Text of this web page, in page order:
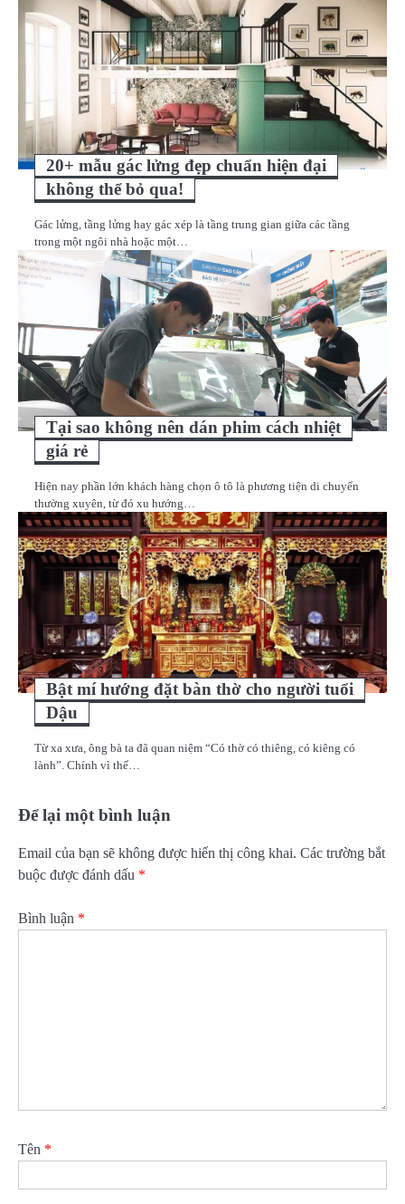
20+ mẫu gác lửng đẹp chuẩn hiện đại
không thể bỏ qua!
Gác lửng, tầng lửng hay gác xép là tầng trung gian giữa các tầng
trong một ngôi nhà hoặc một…
Tại sao không nên dán phim cách nhiệt
giá rẻ
Hiện nay phần lớn khách hàng chọn ô tô là phương tiện di chuyển
thường xuyên, từ đó xu hướng…
Bật mí hướng đặt bàn thờ cho người tuổi
Dậu
Từ xa xưa, ông bà ta đã quan niệm “Có thờ có thiêng, có kiêng có
lành”. Chính vì thế…
Để lại một bình luận
Email của bạn sẽ không được hiển thị công khai. Các trường bắt
buộc được đánh dấu *
Bình luận *
Tên *